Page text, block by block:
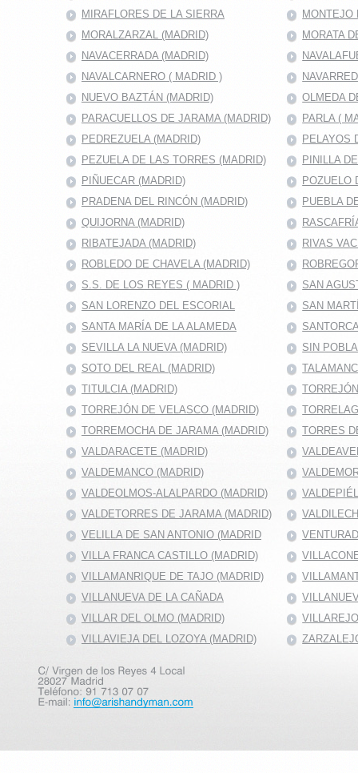
MIRAFLORES DE LA SIERRA
MONTEJO
MORALZARZAL (MADRID)
MORATA
NAVACERRADA (MADRID)
NAVALCARNERO ( MADRID )
NUEVO BAZTÁN (MADRID)
OLMEDA
PARACUELLOS DE JARAMA (MADRID)
PARLA (
PEDREZUELA (MADRID)
PELAYOS
PEZUELA DE LAS TORRES (MADRID)
PINILLA
PIÑUECAR (MADRID)
POZUELO
PRADENA DEL RINCÓN (MADRID)
PUEBLA
QUIJORNA (MADRID)
RIBATEJADA (MADRID)
RIVAS
ROBLEDO DE CHAVELA (MADRID)
S.S. DE LOS REYES ( MADRID )
SAN
SAN LORENZO DEL ESCORIAL
SAN
SANTA MARÍA DE LA ALAMEDA
SEVILLA LA NUEVA (MADRID)
SIN
SOTO DEL REAL (MADRID)
TITULCIA (MADRID)
TORREJÓN DE VELASCO (MADRID)
TORREMOCHA DE JARAMA (MADRID)
TORRES
VALDARACETE (MADRID)
VALDEMANCO (MADRID)
VALDEOLMOS-ALALPARDO (MADRID)
VALDETORRES DE JARAMA (MADRID)
VELILLA DE SAN ANTONIO (MADRID
VILLA FRANCA CASTILLO (MADRID)
VILLAMANRIQUE DE TAJO (MADRID)
VILLANUEVA DE LA CAÑADA
VILLAR DEL OLMO (MADRID)
VILLAVIEJA DEL LOZOYA (MADRID)